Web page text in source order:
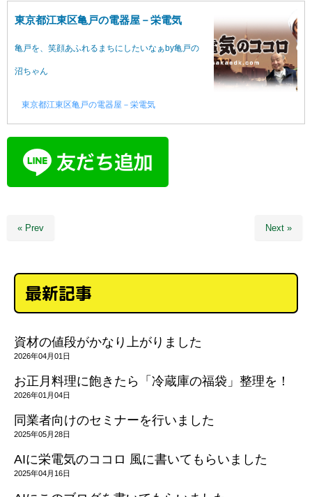
東京都江東区亀戸の電器屋－栄電気
亀戸を、笑顔あふれるまちにしたいなぁby亀戸の
沼ちゃん
東京都江東区亀戸の電器屋－栄電気
« Prev Next »
最新記事
資材の値段がかなり上がりました
2026年04月01日
お正月料理に飽きたら「冷蔵庫の福袋」整理を！
2026年01月04日
同業者向けのセミナーを行いました
2025年05月28日
AIに栄電気のココロ 風に書いてもらいました
2025年04月16日